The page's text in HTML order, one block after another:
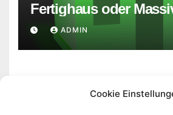
Cookie
Fertighaus oder
ADMIN